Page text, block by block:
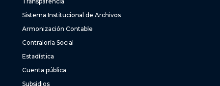
Sistema Institucional de Archivos
Armonización Contable
Contraloría Social
Estadística
Cuenta pública
Subsidios